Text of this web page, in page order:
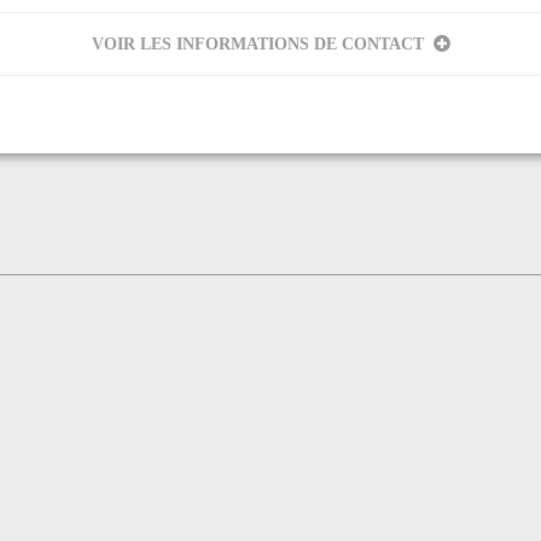
VOIR LES INFORMATIONS DE CONTACT